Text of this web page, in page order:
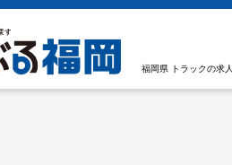
福岡県 トラックの求人